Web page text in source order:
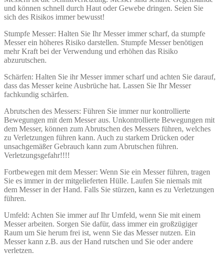
und können schnell durch Haut oder Gewebe dringen. Seien Sie
sich des Risikos immer bewusst!
Stumpfe Messer: Halten Sie Ihr Messer immer scharf, da stumpfe
Messer ein höheres Risiko darstellen. Stumpfe Messer benötigen
mehr Kraft bei der Verwendung und erhöhen das Risiko
abzurutschen.
Schärfen: Halten Sie ihr Messer immer scharf und achten Sie darauf,
dass das Messer keine Ausbrüche hat. Lassen Sie Ihr Messer
fachkundig schärfen.
Abrutschen des Messers: Führen Sie immer nur kontrollierte
Bewegungen mit dem Messer aus. Unkontrollierte Bewegungen mit
dem Messer, können zum Abrutschen des Messers führen, welches
zu Verletzungen führen kann. Auch zu starkem Drücken oder
unsachgemäßer Gebrauch kann zum Abrutschen führen.
Verletzungsgefahr!!!!
Fortbewegen mit dem Messer: Wenn Sie ein Messer führen, tragen
Sie es immer in der mitgelieferten Hülle. Laufen Sie niemals mit
dem Messer in der Hand. Falls Sie stürzen, kann es zu Verletzungen
führen.
Umfeld: Achten Sie immer auf Ihr Umfeld, wenn Sie mit einem
Messer arbeiten. Sorgen Sie dafür, dass immer ein großzügiger
Raum um Sie herum frei ist, wenn Sie das Messer nutzen. Ein
Messer kann z.B. aus der Hand rutschen und Sie oder andere
verletzen.